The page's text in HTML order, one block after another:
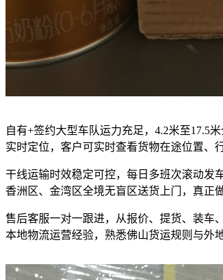
自有+签约大型车队运力充足，4.2米至17.5
实时定位，客户可实时查看货物在途位置、
干线运输时效稳定可控，每日多班次滚动发
香洲区、金湾区全境无盲区送货上门，真正
售后客服一对一跟进，从报价、提货、装车
本地物流运营经验，熟悉佛山货运规则与外